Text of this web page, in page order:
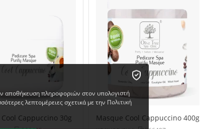
Cappuccino 30g Masque Cool Cappuccino 400g
αποθήκευση πληροφοριών στον υπολογιστή
λεπτομέρειες σχετικά με την Πολιτική